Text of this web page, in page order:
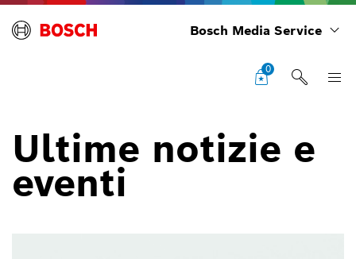
Bosch Media Service
0
Ultime notizie e
eventi